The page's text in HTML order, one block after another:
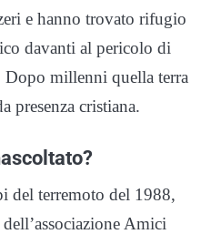
e hanno trovato rifugio
davanti al pericolo di
Dopo millenni quella terra
presenza cristiana.
del terremoto del 1988,
Amici